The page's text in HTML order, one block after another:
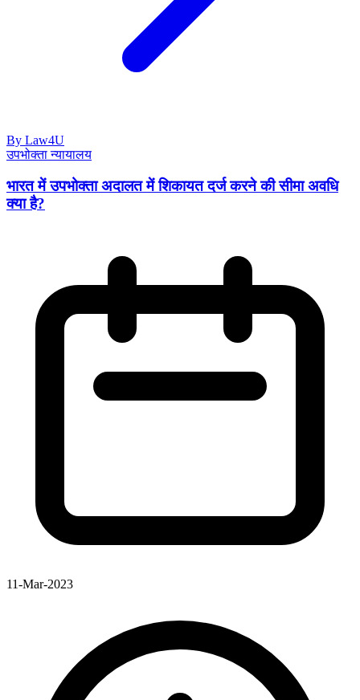
By Law4U
उपभोक्ता न्यायालय
भारत में उपभोक्ता अदालत में शिकायत दर्ज करने की सीमा अवधि
क्या है?
11-Mar-2023